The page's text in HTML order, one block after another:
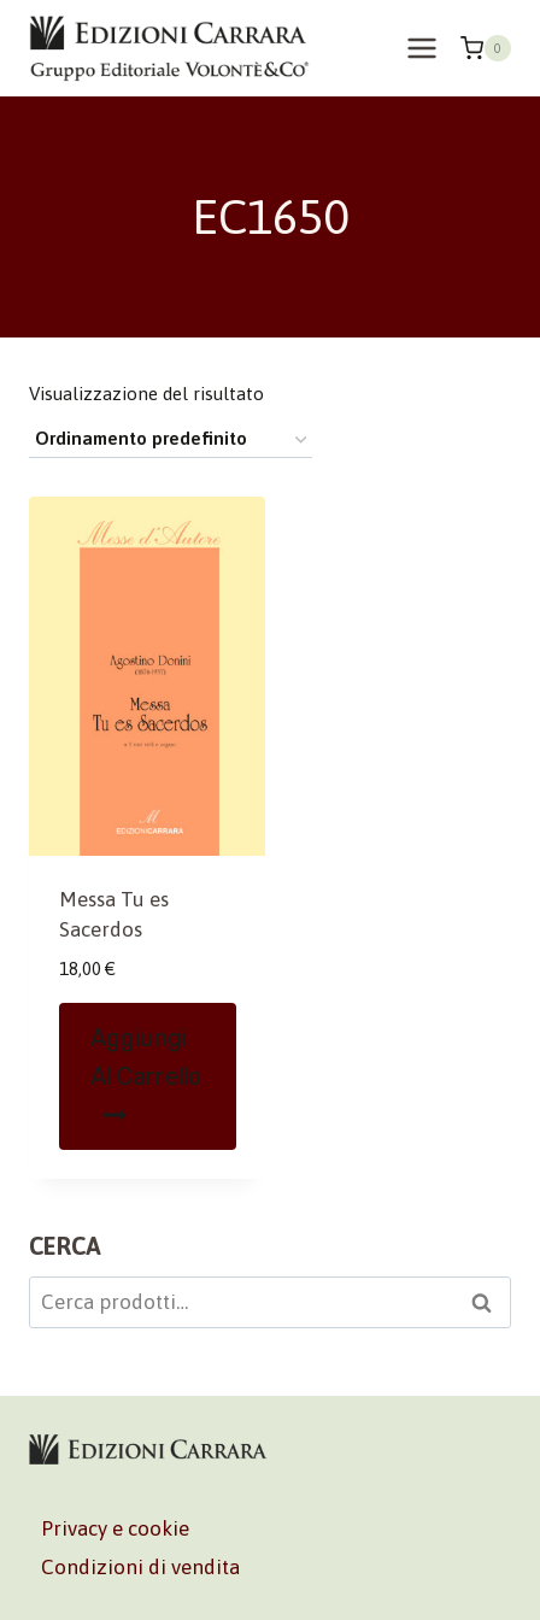
Salta
contenuto
0
EC1650
Visualizzazione del risultato
Messa Tu es
Sacerdos
18,00 €
Aggiungi
Al Carrello
CERCA
Cerca: Cerca
Privacy e cookie
Condizioni di vendita